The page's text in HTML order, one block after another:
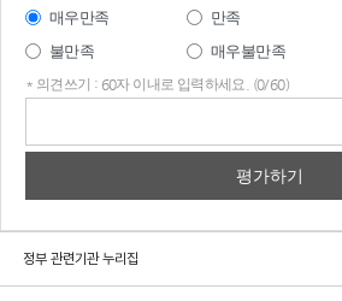
매우만족 만족
불만족
매우불만족
* 의견쓰기 : 60자 이내로 입력하세요. (0/60)
정부 관련기관 누리집